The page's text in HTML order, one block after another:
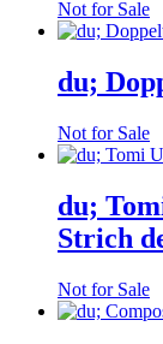
Not for Sale
du;
Not for Sale
du;
Strich
Not for Sale